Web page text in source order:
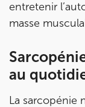
entretenir
masse
au
La sarcopénie
Prenez
IK
3 Av.